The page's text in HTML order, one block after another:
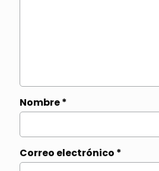
Nombre*
Correo electrónico *